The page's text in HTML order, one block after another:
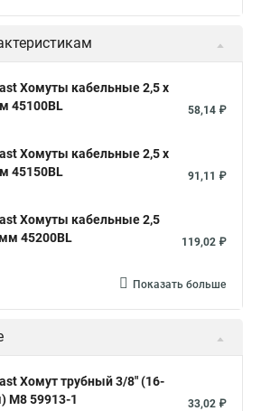
Хомуты кабельные 2,5 х
45100BL
58,14 ₽
Хомуты кабельные 2,5 х
45150BL
91,11 ₽
Хомуты кабельные 2,5
45200BL
119,02 ₽
Показать больше
Хомут трубный 3/8" (16-
М8 59913-1
33,02 ₽